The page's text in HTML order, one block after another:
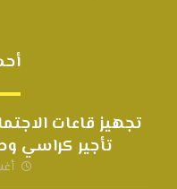
تجهيز قاعات
تأجير كراسي